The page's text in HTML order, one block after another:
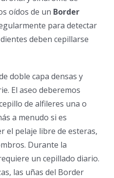
oídos de un Border
para detectar
deben cepillarse
doble capa densas y
El aseo deberemos
de alfileres una o
a menudo si es
el pelaje libre de esteras,
Durante la
un cepillado diario.
las uñas del Border